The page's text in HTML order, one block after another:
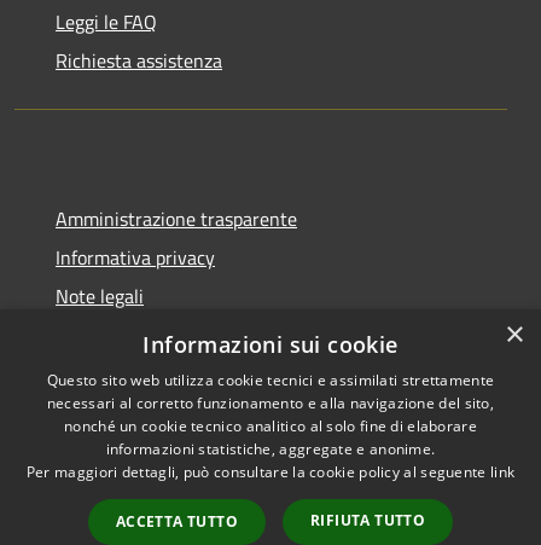
Leggi le FAQ
Richiesta assistenza
Amministrazione trasparente
Informativa privacy
Note legali
Dichiarazione di accessibilità
Accessibilità
Copyright © 2026 • Comune di
Castel del Giudice • Powered by
Municipium•
Accesso
×
Informazioni sui cookie
Questo sito web utilizza cookie tecnici e assimilati strettamente
necessari al corretto funzionamento e alla navigazione del sito,
nonché un cookie tecnico analitico al solo fine di elaborare
informazioni statistiche, aggregate e anonime.
Per maggiori dettagli, può consultare la cookie policy al seguente link
ACCETTA TUTTO RIFIUTA TUTTO